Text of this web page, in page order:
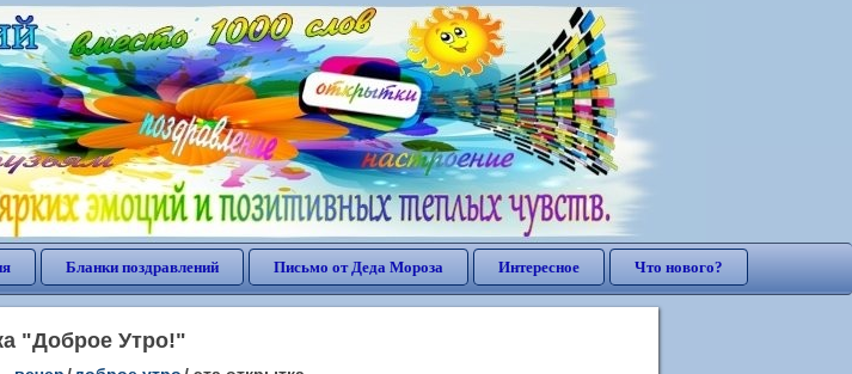
Бланки поздравлений Письмо от Деда Мороза Интересное Что нового?
"Доброе Утро!"